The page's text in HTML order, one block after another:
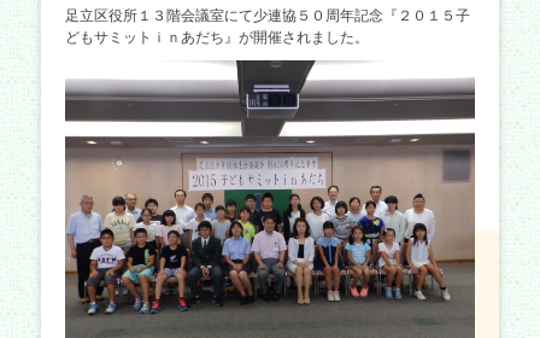
足立区役所１３階会議室にて少連協５０周年記念『２０１５子
どもサミットｉｎあだち』が開催されました。